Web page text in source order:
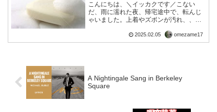
こんにちは、＼イッカクです／こない
だ、雨に濡れた夜、帰宅途中で、転んじ
ゃいました。上着やズボンが汚れ、、そ
ったせいかすり傷、切り傷、少々の打
撲、、ひどい目に遭いました。対向車が
2025.02.05 omezame17
A Nightingale Sang in Berkeley
Square